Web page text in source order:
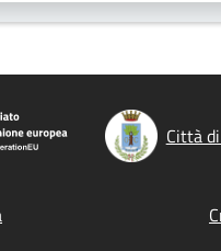
Città